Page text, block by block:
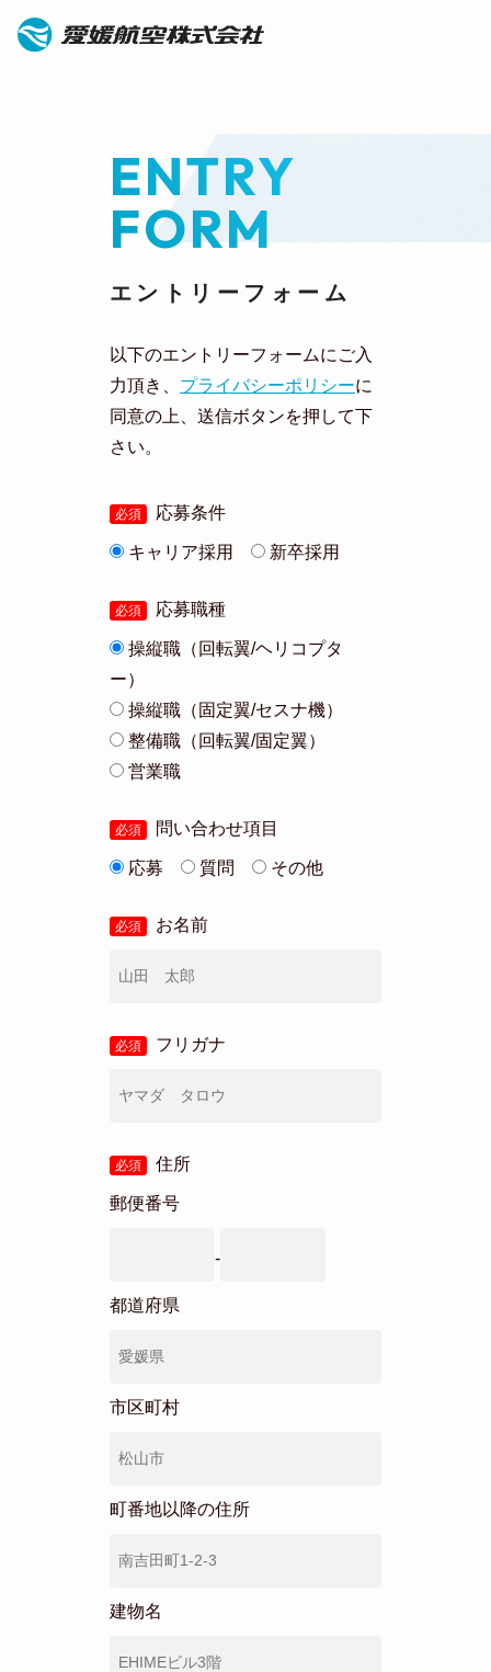
ENTRY
FORM
エントリーフォーム
以下のエントリーフォームにご入
力頂き、 プライバシーポリシーに
同意の上、送信ボタンを押して下
さい。
必須 応募条件
キャリア採用 新卒採用
必須 応募職種
操縦職（回転翼/ヘリコプタ
ー）
操縦職（固定翼/セスナ機）
整備職（回転翼/固定翼）
営業職
必須 問い合わせ項目
応募 質問 その他
必須 お名前
必須 フリガナ
必須 住所
郵便番号
-
都道府県
市区町村
町番地以降の住所
建物名